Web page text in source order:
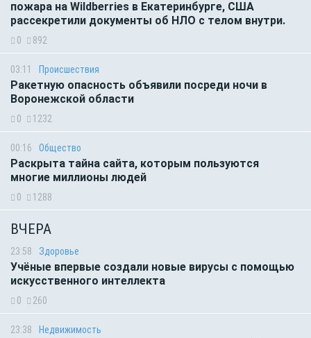
пожара на Wildberries в Екатеринбурге, США
рассекретили документы об НЛО с телом внутри.
0 892
03:11 Происшествия
Ракетную опасность объявили посреди ночи в
Воронежской области
0 1232
00:16 Общество
Раскрыта тайна сайта, которым пользуются
многие миллионы людей
0 1288
ВЧЕРА
23:58 Здоровье
Учёные впервые создали новые вирусы с помощью
искусственного интеллекта
0 260
23:38 Недвижимость